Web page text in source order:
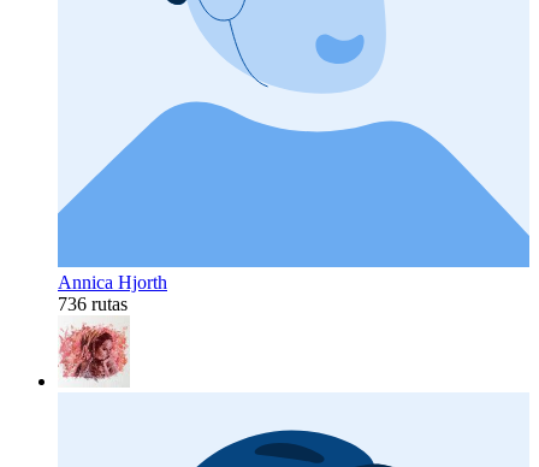
Annica Hjorth
736 rutas